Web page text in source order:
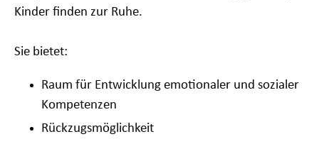
Kinder finden zur Ruhe.
Sie bietet:
Raum für Entwicklung emotionaler und sozialer
Kompetenzen
Rückzugsmöglichkeit